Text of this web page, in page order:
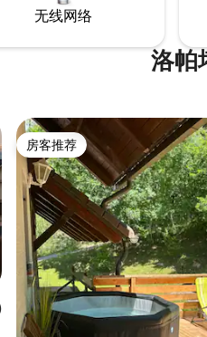
无线网络
洛帕
分（满分 5 分），共 109 条评价
房客推荐
房客推荐